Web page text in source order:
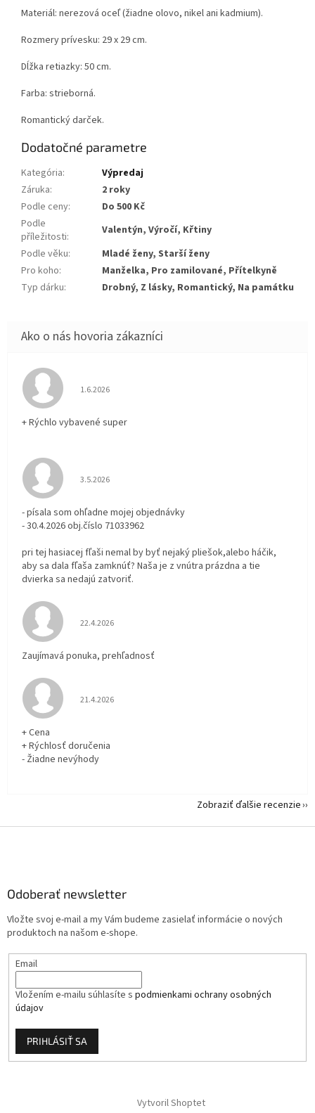
Materiál: nerezová oceľ (žiadne olovo, nikel ani kadmium).
Rozmery prívesku: 29 x 29 cm.
Dĺžka retiazky: 50 cm.
Farba: strieborná.
Romantický darček.
Dodatočné parametre
Kategória:
Výpredaj
Záruka:
2 roky
Podle ceny:
Do 500 Kč
Podle
příležitosti:
Valentýn, Výročí, Křtiny
Podle věku:
Mladé ženy, Starší ženy
Pro koho:
Manželka, Pro zamilované, Přítelkyně
Typ dárku: Drobný, Z lásky, Romantický, Na památku
Hodnotenie obchodu je 5 z 5 hviezdičiek.
1.6.2026
+ Rýchlo vybavené super
Hodnotenie obchodu je 3 z 5 hviezdičiek.
3.5.2026
- písala som ohľadne mojej objednávky
- 30.4.2026 obj.číslo 71033962
pri tej hasiacej fľaši nemal by byť nejaký pliešok,alebo háčik,
aby sa dala fľaša zamknúť? Naša je z vnútra prázdna a tie
dvierka sa nedajú zatvoriť.
Hodnotenie obchodu je 5 z 5 hviezdičiek.
22.4.2026
Zaujímavá ponuka, prehľadnosť
Hodnotenie obchodu je 5 z 5 hviezdičiek.
21.4.2026
+ Cena
+ Rýchlosť doručenia
- Žiadne nevýhody
Zobraziť ďalšie recenzie
Odoberať newsletter
Vložte svoj e-mail a my Vám budeme zasielať informácie o nových
produktoch na našom e-shope.
Email
Vložením e-mailu súhlasíte s podmienkami ochrany osobných
údajov
PRIHLÁSIŤ SA
Vytvoril Shoptet